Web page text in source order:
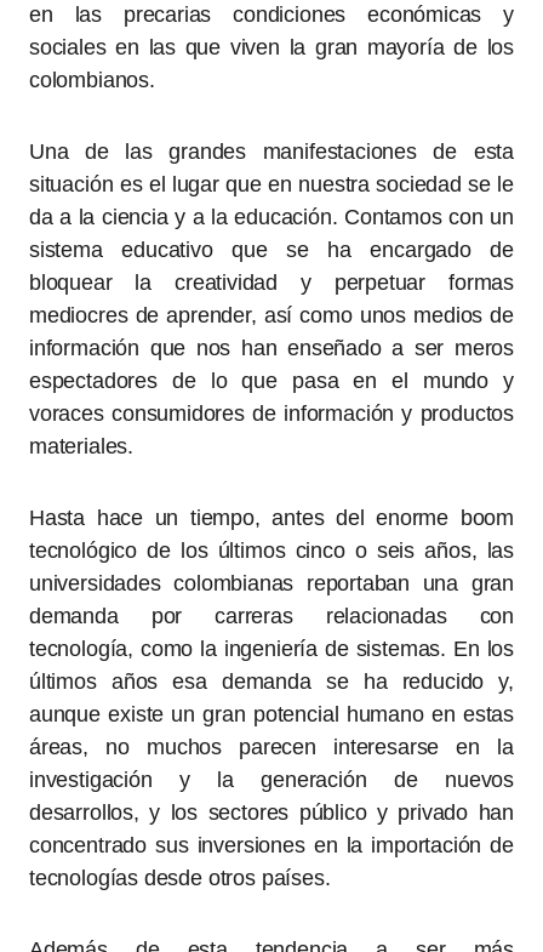
en las precarias condiciones económicas y
sociales en las que viven la gran mayoría de los
colombianos.
Una de las grandes manifestaciones de esta
situación es el lugar que en nuestra sociedad se le
da a la ciencia y a la educación. Contamos con un
sistema educativo que se ha encargado de
bloquear la creatividad y perpetuar formas
mediocres de aprender, así como unos medios de
información que nos han enseñado a ser meros
espectadores de lo que pasa en el mundo y
voraces consumidores de información y productos
materiales.
Hasta hace un tiempo, antes del enorme boom
tecnológico de los últimos cinco o seis años, las
universidades colombianas reportaban una gran
demanda por carreras relacionadas con
tecnología, como la ingeniería de sistemas. En los
últimos años esa demanda se ha reducido y,
aunque existe un gran potencial humano en estas
áreas, no muchos parecen interesarse en la
investigación y la generación de nuevos
desarrollos, y los sectores público y privado han
concentrado sus inversiones en la importación de
tecnologías desde otros países.